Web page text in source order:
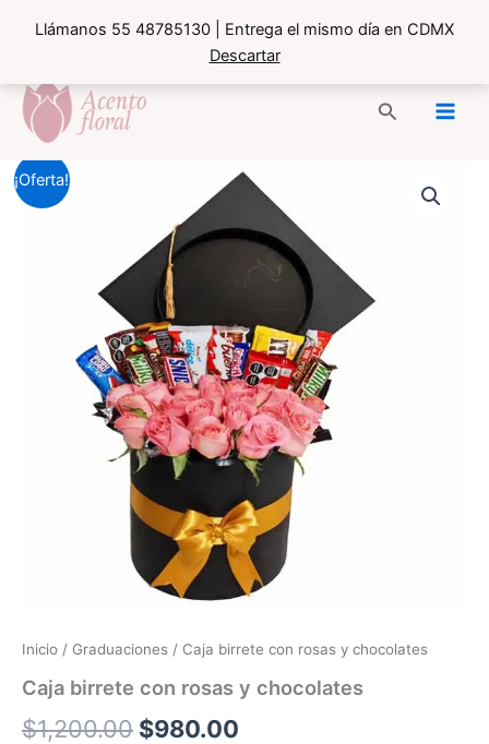
Llámanos 55 48785130 | Entrega el mismo día en CDMX
Descartar
contenido
Buscar
¡Oferta!
Inicio / Graduaciones / Caja birrete con rosas y chocolates
Caja birrete con rosas y chocolates
$1,200.00 El
$980.00